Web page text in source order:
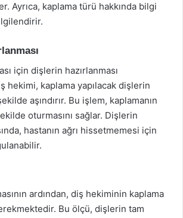
Ayrıca, kaplama türü hakkında bilgi
için dişlerin hazırlanması
hekimi, kaplama yapılacak dişlerin
aşındırır. Bu işlem, kaplamanın
oturmasını sağlar. Dişlerin
hastanın ağrı hissetmemesi için
ardından, diş hekiminin kaplama
Bu ölçü, dişlerin tam